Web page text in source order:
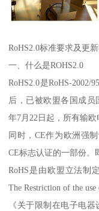
RoHS2.0标准要求及更
一、什么是ROHS2.0
RoHS2.0是RoHS-
后，已被欧盟各国成员
年7月22日起，所有输
同时，CE作为欧洲强
CE标志认证的一部份。
RoHS是由欧盟立法制
The Restriction of the
《关于限制在电子电